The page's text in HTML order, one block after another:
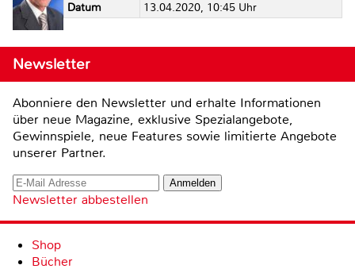
Datum
13.04.2020, 10:45 Uhr
Newsletter
Abonniere den Newsletter und erhalte Informationen
über neue Magazine, exklusive Spezialangebote,
Gewinnspiele, neue Features sowie limitierte Angebote
unserer Partner.
Newsletter abbestellen
Shop
Bücher